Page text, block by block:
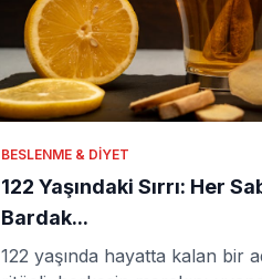
BESLENME & DIYET
122 Yaşındaki Sırrı: Her
Bardak...
122 yaşında hayatta kalan bir